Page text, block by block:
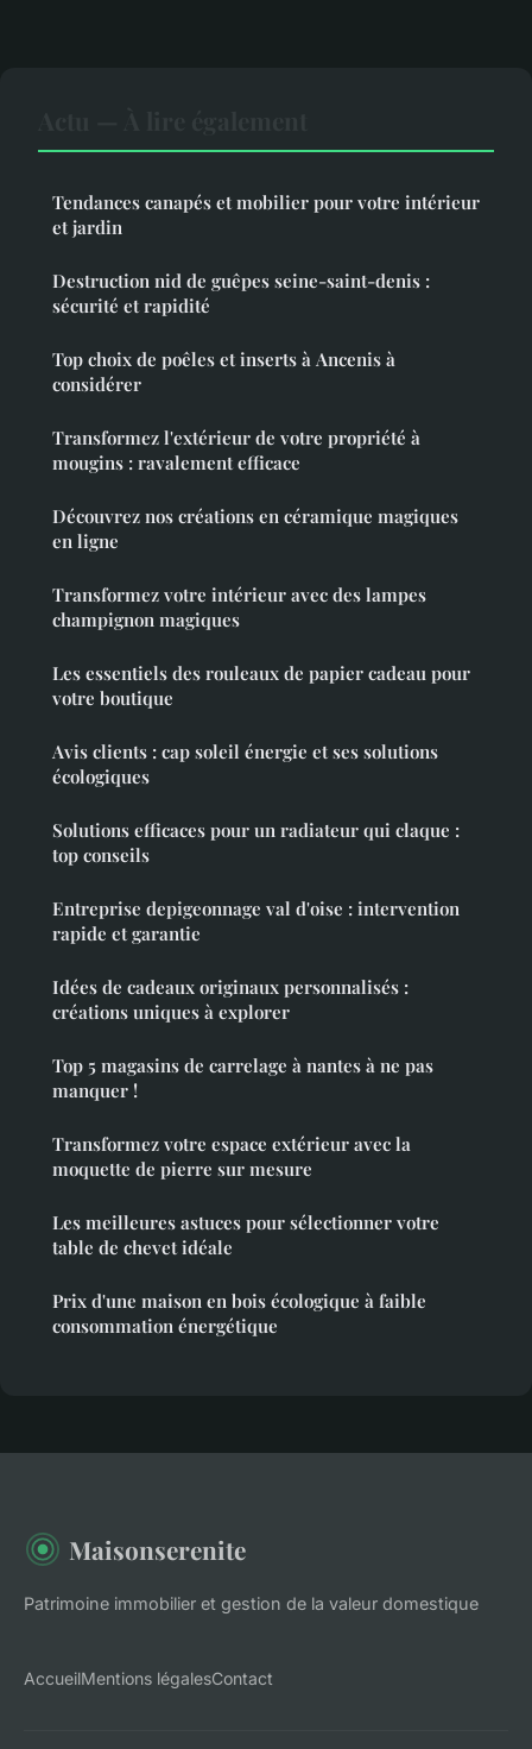
Tendances canapés et mobilier pour votre intérieur
et jardin
Destruction nid de guêpes seine-saint-denis :
sécurité et rapidité
Top choix de poêles et inserts à Ancenis à
considérer
Transformez l'extérieur de votre propriété à
mougins : ravalement efficace
Découvrez nos créations en céramique magiques
en ligne
Transformez votre intérieur avec des lampes
champignon magiques
Les essentiels des rouleaux de papier cadeau pour
votre boutique
Avis clients : cap soleil énergie et ses solutions
écologiques
Solutions efficaces pour un radiateur qui claque :
top conseils
Entreprise depigeonnage val d'oise : intervention
rapide et garantie
Idées de cadeaux originaux personnalisés :
créations uniques à explorer
Top 5 magasins de carrelage à nantes à ne pas
manquer !
Transformez votre espace extérieur avec la
moquette de pierre sur mesure
Les meilleures astuces pour sélectionner votre
table de chevet idéale
Prix d'une maison en bois écologique à faible
consommation énergétique
Maisonserenite
Patrimoine immobilier et gestion de la valeur domestique
AccueilMentions légalesContact